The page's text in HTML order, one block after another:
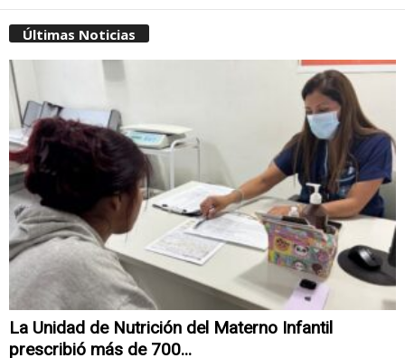
Últimas Noticias
La Unidad de Nutrición del Materno Infantil
prescribió más de 700...